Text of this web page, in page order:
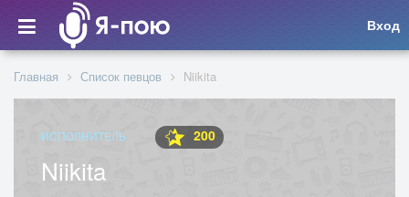
Вход
Главная Список певцов Niikita
ИСПОЛНИТЕЛЬ 200
Niikita